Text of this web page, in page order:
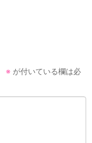
※ が付いている欄は必